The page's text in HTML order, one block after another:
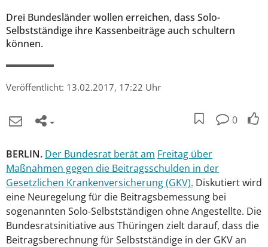
Drei Bundesländer wollen erreichen, dass Solo-
Selbstständige ihre Kassenbeiträge auch schultern
können.
Veröffentlicht: 13.02.2017, 17:22 Uhr
0
BERLIN. Der Bundesrat berät am Freitag über
Maßnahmen gegen die Beitragsschulden in der
Gesetzlichen Krankenversicherung (GKV). Diskutiert wird
eine Neuregelung für die Beitragsbemessung bei
sogenannten Solo-Selbstständigen ohne Angestellte. Die
Bundesratsinitiative aus Thüringen zielt darauf, dass die
Beitragsberechnung für Selbstständige in der GKV an